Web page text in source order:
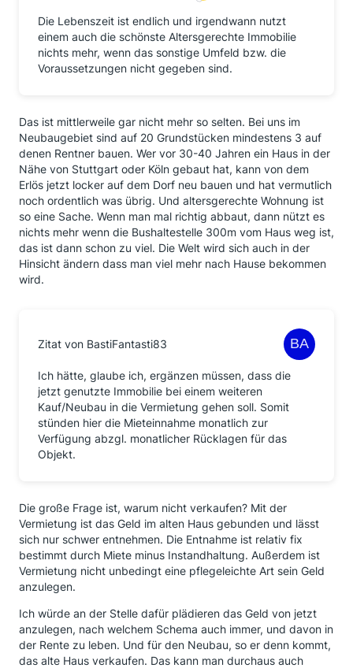
Die Lebenszeit ist endlich und irgendwann nutzt
einem auch die schönste Altersgerechte Immobilie
nichts mehr, wenn das sonstige Umfeld bzw. die
Voraussetzungen nicht gegeben sind.
Das ist mittlerweile gar nicht mehr so selten. Bei uns im
Neubaugebiet sind auf 20 Grundstücken mindestens 3 auf
denen Rentner bauen. Wer vor 30-40 Jahren ein Haus in der
Nähe von Stuttgart oder Köln gebaut hat, kann von dem
Erlös jetzt locker auf dem Dorf neu bauen und hat vermutlich
noch ordentlich was übrig. Und altersgerechte Wohnung ist
so eine Sache. Wenn man mal richtig abbaut, dann nützt es
nichts mehr wenn die Bushaltestelle 300m vom Haus weg ist,
das ist dann schon zu viel. Die Welt wird sich auch in der
Hinsicht ändern dass man viel mehr nach Hause bekommen
wird.
Zitat von BastiFantasti83
Ich hätte, glaube ich, ergänzen müssen, dass die
jetzt genutzte Immobilie bei einem weiteren
Kauf/Neubau in die Vermietung gehen soll. Somit
stünden hier die Mieteinnahme monatlich zur
Verfügung abzgl. monatlicher Rücklagen für das
Objekt.
Die große Frage ist, warum nicht verkaufen? Mit der
Vermietung ist das Geld im alten Haus gebunden und lässt
sich nur schwer entnehmen. Die Entnahme ist relativ fix
bestimmt durch Miete minus Instandhaltung. Außerdem ist
Vermietung nicht unbedingt eine pflegeleichte Art sein Geld
anzulegen.
Ich würde an der Stelle dafür plädieren das Geld von jetzt
anzulegen, nach welchem Schema auch immer, und davon in
der Rente zu leben. Und für den Neubau, so er denn kommt,
das alte Haus verkaufen. Das kann man durchaus auch